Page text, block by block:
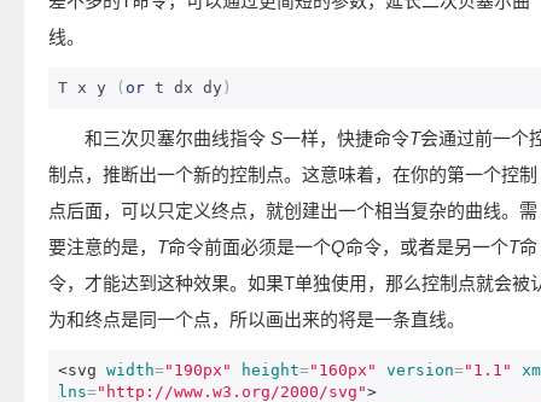
线。
T x y ( or t dx dy )
和三次贝塞尔曲线指令 S一样，快捷命令T会通过前一个
制点，推断出一个新的控制点。这意味着，在你的第一个控制
点后面，可以只定义终点，就创建出一个相当复杂的曲线。需
要注意的是， T命令前面必须是一个Q命令，或者是另一个T命
令，才能达到这种效果。如果T单独使用，那么控制点就会被
为和终点是同一个点，所以画出来的将是一条直线。
<svg width="190px" height="160px" version="1.1"
xm
lns="http://www.w3.org/2000/svg">